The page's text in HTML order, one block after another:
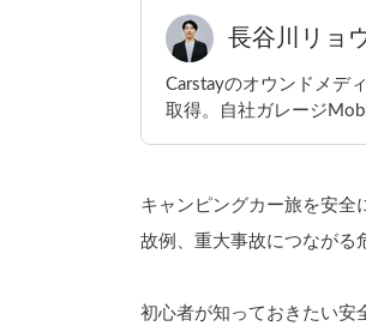
長谷川リョ
Carstayのオウンドメデ
取得。自社ガレージ
キャンピングカー旅を安全
故例、重大事故につながる
初心者が知っておきたい安